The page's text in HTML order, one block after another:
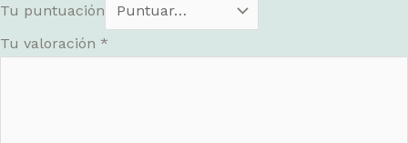
Tu puntuación
Tu valoración *